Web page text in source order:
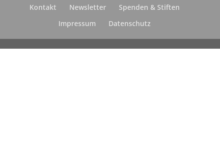
Kontakt Newsletter
Spenden & Stiften
Impressum
Datenschutz